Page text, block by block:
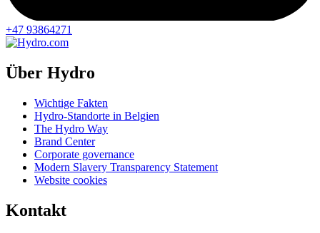
+47 93864271
Über Hydro
Wichtige Fakten
Hydro-Standorte in Belgien
The Hydro Way
Brand Center
Corporate governance
Modern Slavery Transparency Statement
Website cookies
Kontakt